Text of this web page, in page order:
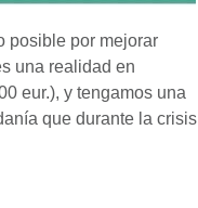
posible por mejorar
una realidad en
eur.), y tengamos una
que durante la crisis